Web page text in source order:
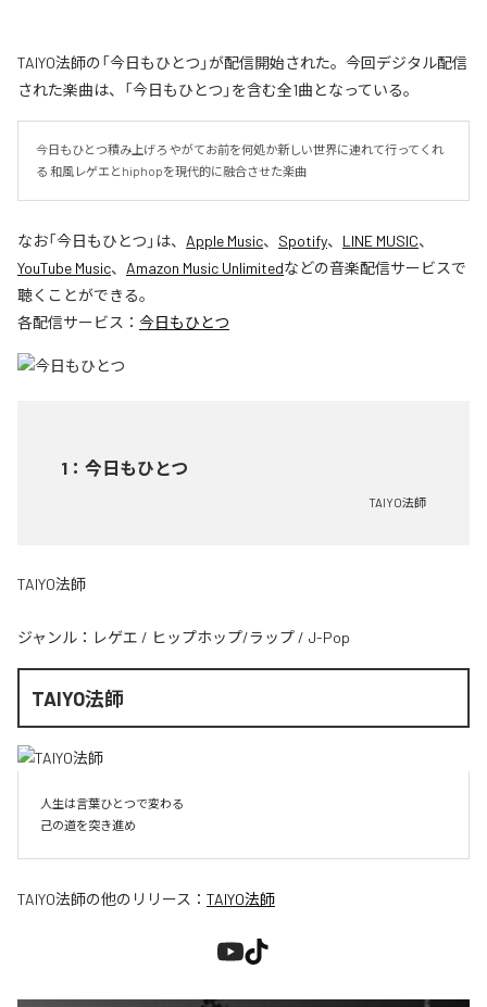
TAIYO法師の「今日もひとつ」が配信開始された。今回デジタル配信
された楽曲は、「今日もひとつ」を含む全1曲となっている。
今日もひとつ積み上げろ やがてお前を何処か新しい世界に連れて行ってくれ
る 和風レゲエとhiphopを現代的に融合させた楽曲
なお「今日もひとつ 」は、 Apple Music、 Spotify、 LINE MUSIC、
YouTube Music、 Amazon Music Unlimitedなどの音楽配信サービスで
聴くことができる。
各配信サービス： 今日もひとつ
1 ： 今日もひとつ
TAIYO法師
TAIYO法師
ジャンル： レゲエ / ヒップホップ/ラップ / J-Pop
TAIYO法師
人生は言葉ひとつで変わる
己の道を突き進め
TAIYO法師の他のリリース： TAIYO法師